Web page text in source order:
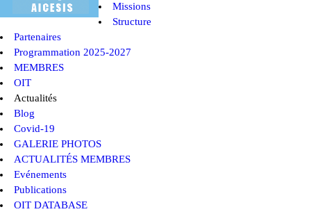
Missions
Structure
Partenaires
Programmation 2025-2027
MEMBRES
OIT
Actualités
Blog
Covid-19
GALERIE PHOTOS
ACTUALITÉS MEMBRES
Evénements
Publications
OIT DATABASE